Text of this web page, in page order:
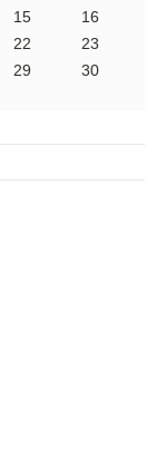
15
16
22
23
29
30